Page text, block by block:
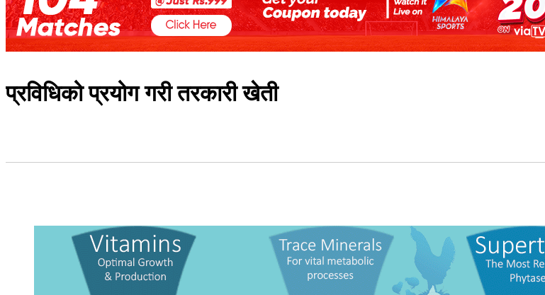
प्रविधिको प्रयोग गरी तरकारी खेती